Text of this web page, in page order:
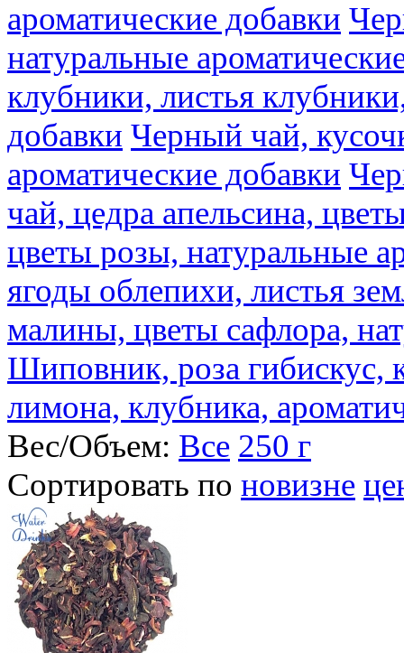
ароматические добавки
натуральные
клубники, листья
добавки Черный чай,
ароматические добавки
чай, цедра апельсина,
цветы розы, натуральные
ягоды облепихи, листья
малины, цветы сафлора,
Шиповник, роза гибискус,
лимона, клубника,
Вес/Объем: Все 250 г
Сортировать по новизне